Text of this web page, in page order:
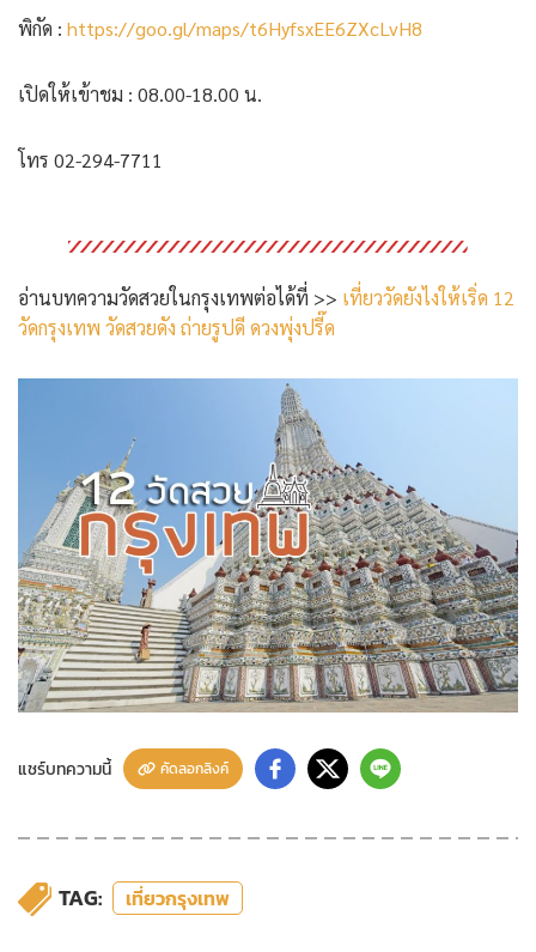
พิกัด : https://goo.gl/maps/t6HyfsxEE6ZXcLvH8
เปิดให้เข้าชม : 08.00-18.00 น.
โทร 02-294-7711
อ่านบทความวัดสวยในกรุงเทพต่อได้ที่ >> เที่ยววัดยังไงให้เริ่ด 12
วัดกรุงเทพ วัดสวยดัง ถ่ายรูปดี ดวงพุ่งปรี๊ด
แชร์บทความนี้ คัดลอกลิงค์
TAG: เที่ยวกรุงเทพ